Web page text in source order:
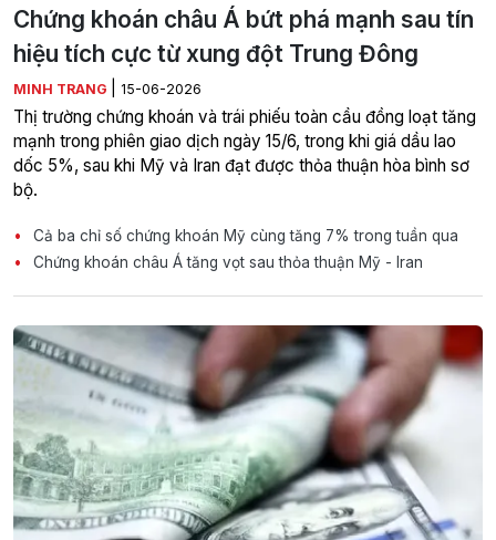
Chứng khoán châu Á bứt phá mạnh sau tín
hiệu tích cực từ xung đột Trung Đông
MINH TRANG 15-06-2026
Thị trường chứng khoán và trái phiếu toàn cầu đồng loạt tăng
mạnh trong phiên giao dịch ngày 15/6, trong khi giá dầu lao
dốc 5%, sau khi Mỹ và Iran đạt được thỏa thuận hòa bình sơ
bộ.
Cả ba chỉ số chứng khoán Mỹ cùng tăng 7% trong tuần qua
Chứng khoán châu Á tăng vọt sau thỏa thuận Mỹ - Iran